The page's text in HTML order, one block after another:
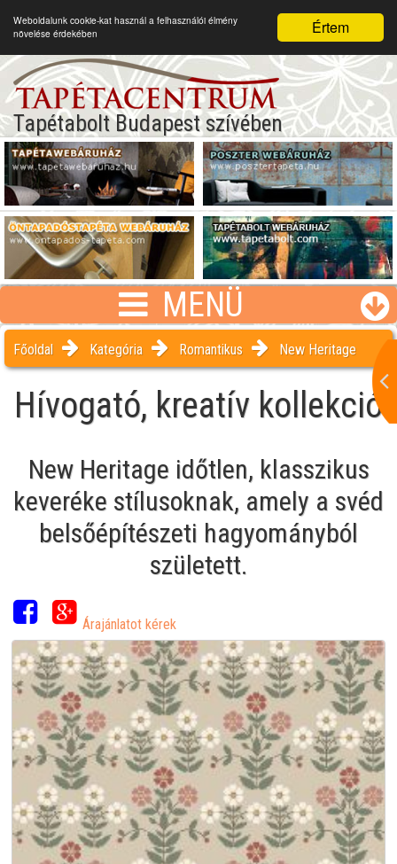
Értem
Weboldalunk cookie-kat használ a felhasználói élmény
növelése érdekében
Tapétabolt Budapest szívében
MENÜ
Főoldal Kategória Romantikus New Heritage
Hívogató, kreatív kollekció
New Heritage időtlen, klasszikus
keveréke stílusoknak, amely a svéd
belsőépítészeti hagyományból
született.
Árajánlatot kérek